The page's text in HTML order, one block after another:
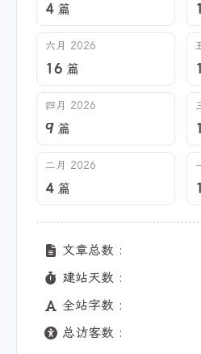
4 篇
六月 2026
16 篇
四月 2026
9 篇
二月 2026
4 篇
文章总数 :
建站天数 :
全站字数 :
总访客数 :